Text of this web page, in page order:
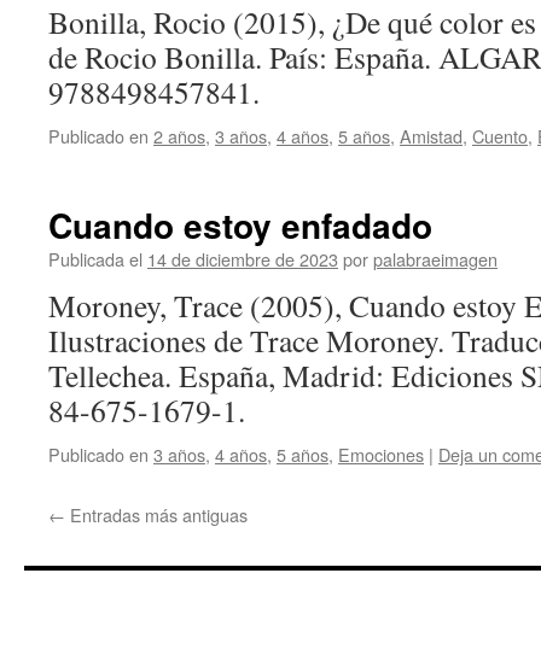
Bonilla, Rocio (2015), ¿De qué color
de Rocio Bonilla. País: España.
9788498457841.
Publicado en 2 años, 3 años, 4 años, 5 años, Amistad, Cuento,
Cuando estoy enfadado
Publicada el 14 de diciembre de 2023 porpalabraeimagen
Moroney, Trace (2005), Cuando estoy
Ilustraciones de Trace Moroney.
Tellechea. España, Madrid: Ediciones
84-675-1679-1.
Publicado en 3 años, 4 años, 5 años, Emociones | Deja un
← Entradas más antiguas